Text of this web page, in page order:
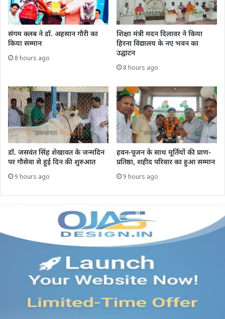
संगम क्लब ने डॉ. अहसान गौरी का
किया सम्मान
8 hours ago
शिक्षा मंत्री मदन दिलावर ने किया
हिरना विद्यालय के नए भवन का
उद्घाटन
8 hours ago
डॉ. जसवंत सिंह शेखावत के जन्मदिन
पर गौसेवा से हुई दिन की शुरुआत
9 hours ago
हवन-पूजन के साथ मूर्तियों की प्राण-
प्रतिष्ठा, शहीद परिवार का हुआ सम्मान
9 hours ago